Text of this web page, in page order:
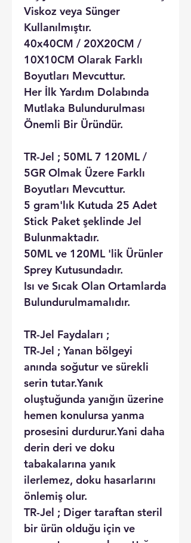
Viskoz veya Sünger
Kullanılmıştır.
40x40CM / 20X20CM /
10X10CM Olarak Farklı
Boyutları Mevcuttur.
Her İlk Yardım Dolabında
Mutlaka Bulundurulması
Önemli Bir Üründür.
TR-Jel ; 50ML 7 120ML /
5GR Olmak Üzere Farklı
Boyutları Mevcuttur.
5 gram'lık Kutuda 25 Adet
Stick Paket şeklinde Jel
Bulunmaktadır.
50ML ve 120ML 'lik Ürünler
Sprey Kutusundadır.
Isı ve Sıcak Olan Ortamlarda
Bulundurulmamalıdır.
TR-Jel Faydaları ;
TR-Jel ; Yanan bölgeyi
anında soğutur ve sürekli
serin tutar.Yanık
oluştuğunda yanığın üzerine
hemen konulursa yanma
prosesini durdurur.Yani daha
derin deri ve doku
tabakalarına yanık
ilerlemez, doku hasarlarını
önlemiş olur.
TR-Jel ; Diger taraftan steril
bir ürün olduğu için ve